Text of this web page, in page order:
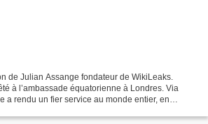
de Julian Assange fondateur de WikiLeaks.
à l’ambassade équatorienne à Londres. Via
a rendu un fier service au monde entier, en